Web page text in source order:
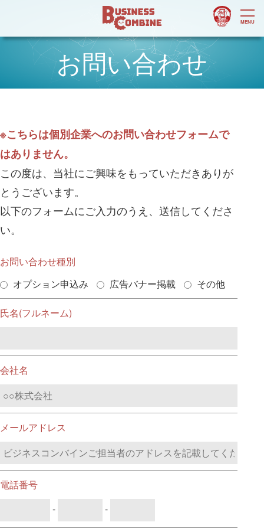
お問い合わせ
※こちらは個別企業へのお問い合わせフォームで
はありません。
この度は、当社にご興味をもっていただきありが
とうございます。
以下のフォームにご入力のうえ、送信してくださ
い。
お問い合わせ種別
オプション申込み
広告バナー掲載 その他
氏名(フルネーム)
会社名
メールアドレス
電話番号
-
-